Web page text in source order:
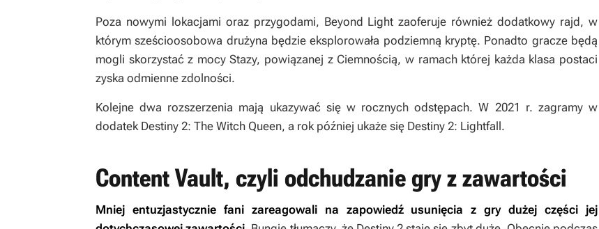
Poza nowymi lokacjami oraz przygodami, Beyond Light zaoferuje również dodatkowy rajd, w
którym sześcioosobowa drużyna będzie eksplorowała podziemną kryptę. Ponadto gracze będą
mogli skorzystać z mocy Stazy, powiązanej z Ciemnością, w ramach której każda klasa postaci
zyska odmienne zdolności.
Kolejne dwa rozszerzenia mają ukazywać się w rocznych odstępach. W 2021 r. zagramy w
dodatek Destiny 2: The Witch Queen, a rok później ukaże się Destiny 2: Lightfall.
Content Vault, czyli odchudzanie gry z zawartości
Mniej entuzjastycznie fani zareagowali na zapowiedź usunięcia z gry dużej części jej